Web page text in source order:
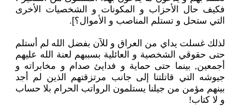
فكيف حال الأحزاب و المكونات و الشخصيات الأخرى
التي ستحل و تستلم المناصب و الأموال؟].
لذلك غسلت يداي من العراق و للآن بفضل الله لم أستلم
حتى حقوقي الشخصية و العائلية بسببهم لعنة الله عليهم
أجمعين, بينما حتى حماية و فدايئ صدام و مخابراته و
جيوشه التي قاتلتنا إلى جانب مرتزقتهم الذين لم أجد
بينهم مؤمن من جيلنا يستلمون الرواتب الحرام بلا حساب
و لا كتاب!